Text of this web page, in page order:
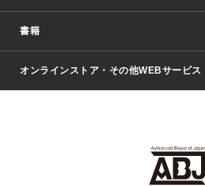
Vジャンプ
週刊ヤングジャンプ
少女マンガ
Seventeen
芸能・情報・スポーツ
書籍
文芸・文庫・総合
ライトノベル・ノベライズ
オンラインストア・その他WEBサービス
SHUEISHA MANGA-ART HERITAGE